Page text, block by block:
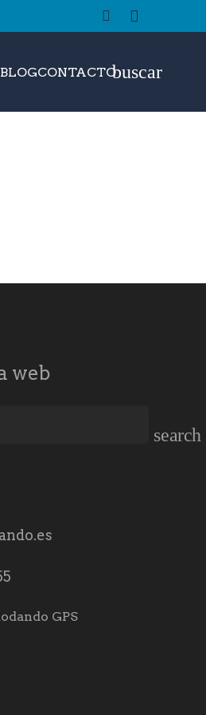
BLOGCONTACTObuscar
web
GPS